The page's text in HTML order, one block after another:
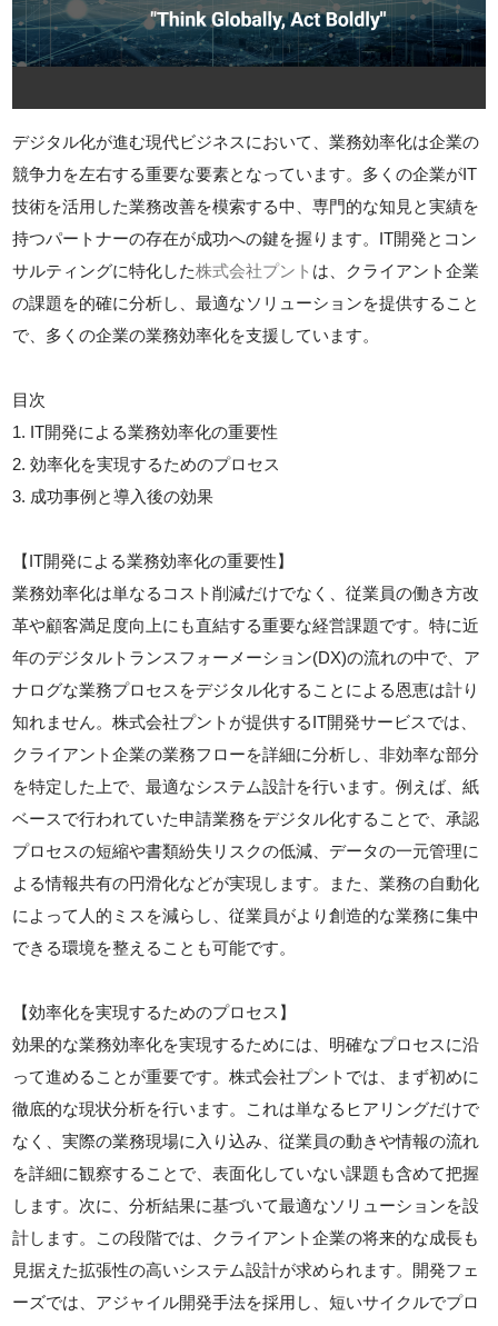
デジタル化が進む現代ビジネスにおいて、業務効率化は企業の
競争力を左右する重要な要素となっています。多くの企業がIT
技術を活用した業務改善を模索する中、専門的な知見と実績を
持つパートナーの存在が成功への鍵を握ります。IT開発とコン
サルティングに特化した株式会社プント は、クライアント企業
の課題を的確に分析し、最適なソリューションを提供すること
で、多くの企業の業務効率化を支援しています。
目次
1. IT開発による業務効率化の重要性
2. 効率化を実現するためのプロセス
3. 成功事例と導入後の効果
【IT開発による業務効率化の重要性】
業務効率化は単なるコスト削減だけでなく、従業員の働き方改
革や顧客満足度向上にも直結する重要な経営課題です。特に近
年のデジタルトランスフォーメーション(DX)の流れの中で、ア
ナログな業務プロセスをデジタル化することによる恩恵は計り
知れません。株式会社プントが提供するIT開発サービスでは、
クライアント企業の業務フローを詳細に分析し、非効率な部分
を特定した上で、最適なシステム設計を行います。例えば、紙
ベースで行われていた申請業務をデジタル化することで、承認
プロセスの短縮や書類紛失リスクの低減、データの一元管理に
よる情報共有の円滑化などが実現します。また、業務の自動化
によって人的ミスを減らし、従業員がより創造的な業務に集中
できる環境を整えることも可能です。
【効率化を実現するためのプロセス】
効果的な業務効率化を実現するためには、明確なプロセスに沿
って進めることが重要です。株式会社プントでは、まず初めに
徹底的な現状分析を行います。これは単なるヒアリングだけで
なく、実際の業務現場に入り込み、従業員の動きや情報の流れ
を詳細に観察することで、表面化していない課題も含めて把握
します。次に、分析結果に基づいて最適なソリューションを設
計します。この段階では、クライアント企業の将来的な成長も
見据えた拡張性の高いシステム設計が求められます。開発フェ
ーズでは、アジャイル開発手法を採用し、短いサイクルでプロ